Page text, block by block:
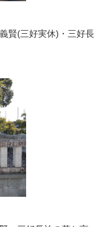
賢(三好実休)・三好長